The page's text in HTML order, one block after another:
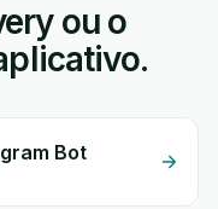
ou o
Bot